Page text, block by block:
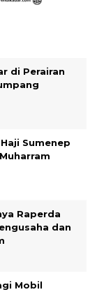
di Perairan
Sumenep
Raperda
dan
Mobil